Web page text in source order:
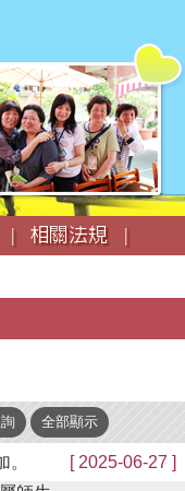
|
相關法規 |
[ 2025-06-27 ]